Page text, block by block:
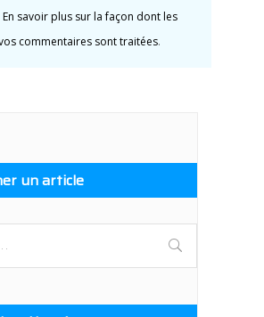
En savoir plus sur la façon dont les
commentaires sont traitées.
un article